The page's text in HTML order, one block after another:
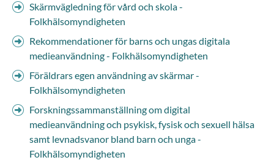
Skärmvägledning för vård och skola -
Folkhälsomyndigheten
Rekommendationer för barns och ungas digitala
medieanvändning - Folkhälsomyndigheten
Föräldrars egen användning av skärmar -
Folkhälsomyndigheten
Forskningssammanställning om digital
medieanvändning och psykisk, fysisk och sexuell hälsa
samt levnadsvanor bland barn och unga -
Folkhälsomyndigheten